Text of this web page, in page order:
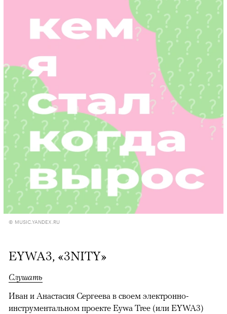
© MUSIC.YANDEX.RU
EYWA3, «3NITY»
Слушать
Иван и Анастасия Сергеева в своем электронно-
инструментальном проекте Eywa Tree (или EYWA3)